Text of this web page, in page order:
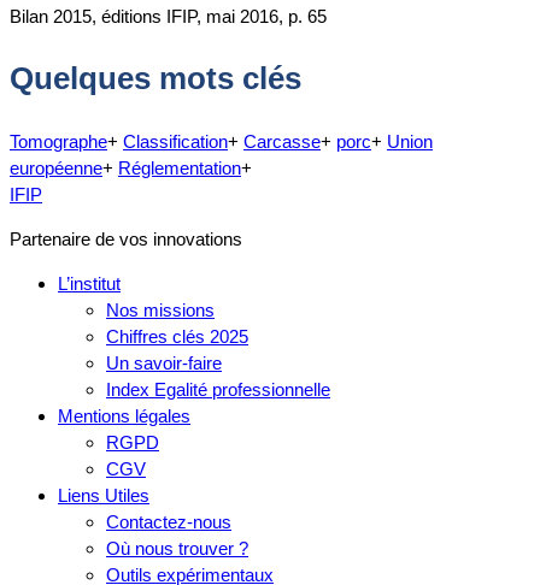
Bilan 2015, éditions IFIP, mai 2016, p. 65
Quelques mots clés
Tomographe+ Classification+ Carcasse+ porc+ Union
européenne+ Réglementation+
IFIP
Partenaire de vos innovations
L’institut
Nos missions
Chiffres clés 2025
Un savoir-faire
Index Egalité professionnelle
Mentions légales
RGPD
CGV
Liens Utiles
Contactez-nous
Où nous trouver ?
Outils expérimentaux